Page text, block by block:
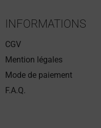
INFORMATIONS
CGV
Mention légales
Mode de paiement
F.A.Q.